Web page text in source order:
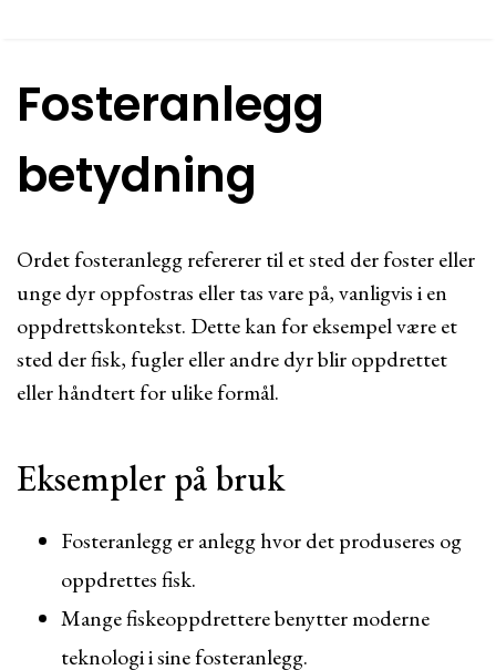
Fosteranlegg
betydning
Ordet fosteranlegg refererer til et sted der foster eller
unge dyr oppfostras eller tas vare på, vanligvis i en
oppdrettskontekst. Dette kan for eksempel være et
sted der fisk, fugler eller andre dyr blir oppdrettet
eller håndtert for ulike formål.
Eksempler på bruk
Fosteranlegg er anlegg hvor det produseres og
oppdrettes fisk.
Mange fiskeoppdrettere benytter moderne
teknologi i sine fosteranlegg.